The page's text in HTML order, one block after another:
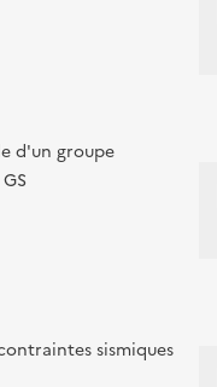
d'un groupe
sismiques